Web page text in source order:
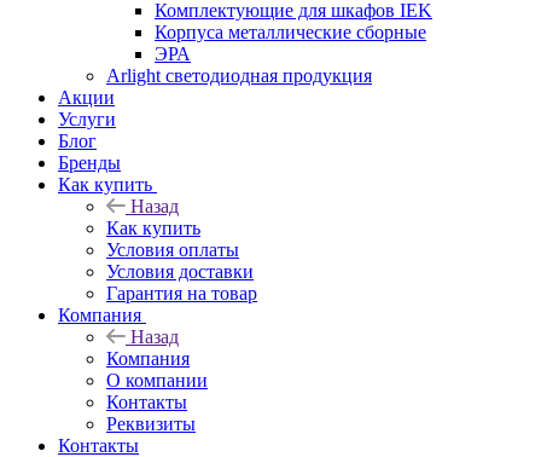
Комплектующие для шкафов IEK
Корпуса металлические сборные
ЭРА
Arlight светодиодная продукция
Акции
Услуги
Блог
Бренды
Как купить
Назад
Как купить
Условия оплаты
Условия доставки
Гарантия на товар
Компания
Назад
Компания
О компании
Контакты
Реквизиты
Контакты